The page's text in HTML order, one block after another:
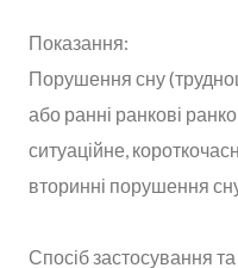
Показання:
Порушення сну
або ранні ранкові
ситуаційне,
вторинні порушення
Спосіб застосування